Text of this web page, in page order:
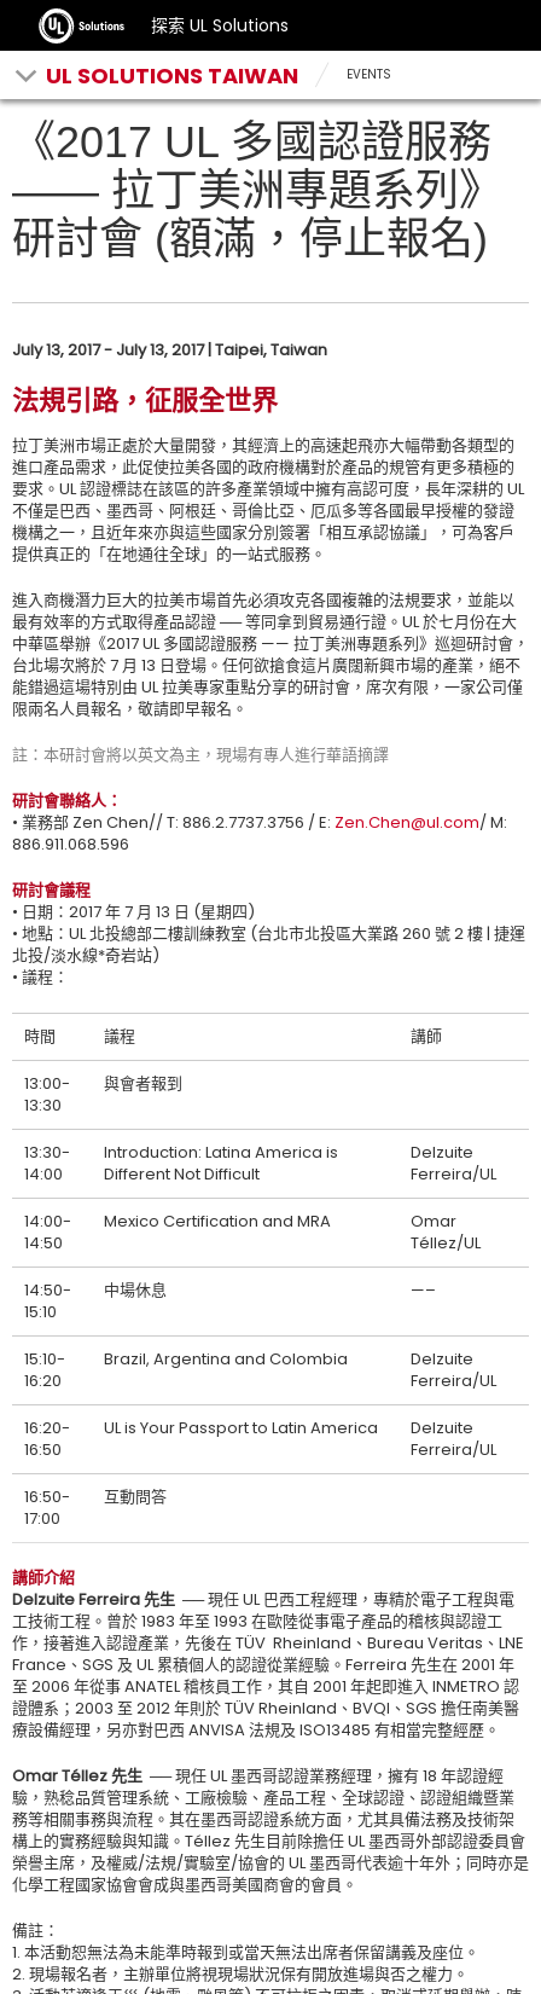
探索 UL Solutions
UL SOLUTIONS TAIWAN EVENTS
《2017 UL 多國認證服務
—— 拉丁美洲專題系列》
研討會 (額滿，停止報名)
July 13, 2017 - July 13, 2017 | Taipei, Taiwan
法規引路，征服全世界
拉丁美洲市場正處於大量開發，其經濟上的高速起飛亦大幅帶動各類型的
進口產品需求，此促使拉美各國的政府機構對於產品的規管有更多積極的
要求。UL 認證標誌在該區的許多產業領域中擁有高認可度，長年深耕的 UL
不僅是巴西、墨西哥、阿根廷、哥倫比亞、厄瓜多等各國最早授權的發證
機構之一，且近年來亦與這些國家分別簽署「相互承認協議」，可為客戶
提供真正的「在地通往全球」的一站式服務。
進入商機潛力巨大的拉美市場首先必須攻克各國複雜的法規要求，並能以
最有效率的方式取得產品認證 ── 等同拿到貿易通行證。UL 於七月份在大
中華區舉辦《2017 UL 多國認證服務 —— 拉丁美洲專題系列》巡迴研討會，
台北場次將於 7 月 13 日登場。任何欲搶食這片廣闊新興市場的產業，絕不
能錯過這場特別由 UL 拉美專家重點分享的研討會，席次有限，一家公司僅
限兩名人員報名，敬請即早報名。
註：本研討會將以英文為主，現場有專人進行華語摘譯
研討會聯絡人：
• 業務部 Zen Chen// T: 886.2.7737.3756 / E: Zen.Chen@ul.com/ M:
886.911.068.596
研討會議程
• 日期：2017 年 7 月 13 日 (星期四)
• 地點：UL 北投總部二樓訓練教室 (台北市北投區大業路 260 號 2 樓 | 捷運
北投/淡水線*奇岩站)
• 議程：
時間 議程 講師
13:00-
13:30
與會者報到
13:30-
14:00
Introduction: Latina America is
Different Not Difficult
Delzuite
Ferreira/UL
14:00-
14:50
Mexico Certification and MRA
Omar
Téllez/UL
14:50-
15:10
中場休息 —–
15:10-
16:20
Brazil, Argentina and Colombia
Delzuite
Ferreira/UL
16:20-
16:50
UL is Your Passport to Latin America
Delzuite
Ferreira/UL
16:50-
17:00
互動問答
講師介紹
Delzuite Ferreira 先生 ──現任 UL 巴西工程經理，專精於電子工程與電
工技術工程。曾於 1983 年至 1993 在歐陸從事電子產品的稽核與認證工
作，接著進入認證產業，先後在 TÜV Rheinland、Bureau Veritas、LNE
France、SGS 及 UL 累積個人的認證從業經驗。Ferreira 先生在 2001 年
至 2006 年從事 ANATEL 稽核員工作，其自 2001 年起即進入 INMETRO 認
證體系；2003 至 2012 年則於 TÜV Rheinland、BVQI、SGS 擔任南美醫
療設備經理，另亦對巴西 ANVISA 法規及 ISO13485 有相當完整經歷。
Omar Téllez 先生 ──現任 UL 墨西哥認證業務經理，擁有 18 年認證經
驗，熟稔品質管理系統、工廠檢驗、產品工程、全球認證、認證組織暨業
務等相關事務與流程。其在墨西哥認證系統方面，尤其具備法務及技術架
構上的實務經驗與知識。Téllez 先生目前除擔任 UL 墨西哥外部認證委員會
榮譽主席，及權威/法規/實驗室/協會的 UL 墨西哥代表逾十年外；同時亦是
化學工程國家協會會成與墨西哥美國商會的會員。
備註：
1. 本活動恕無法為未能準時報到或當天無法出席者保留講義及座位。
2. 現場報名者，主辦單位將視現場狀況保有開放進場與否之權力。